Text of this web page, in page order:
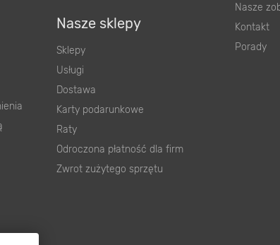
Nasze sklepy
Sklepy
Usługi
Dostawa
Karty podarunkowe
Raty
Odroczona płatność dla firm
Zwrot zużytego sprzętu
Nasze
Kontakt
Porady